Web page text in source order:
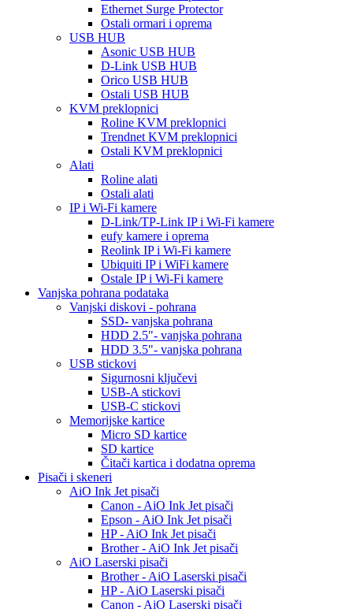
Ethernet Surge Protector
Ostali ormari i oprema
USB HUB
Asonic USB HUB
D-Link USB HUB
Orico USB HUB
Ostali USB HUB
KVM preklopnici
Roline KVM preklopnici
Trendnet KVM preklopnici
Ostali KVM preklopnici
Alati
Roline alati
Ostali alati
IP i Wi-Fi kamere
D-Link/TP-Link IP i Wi-Fi kamere
eufy kamere i oprema
Reolink IP i Wi-Fi kamere
Ubiquiti IP i WiFi kamere
Ostale IP i Wi-Fi kamere
Vanjska pohrana podataka
Vanjski diskovi - pohrana
SSD- vanjska pohrana
HDD 2.5"- vanjska pohrana
HDD 3.5"- vanjska pohrana
USB stickovi
Sigurnosni ključevi
USB-A stickovi
USB-C stickovi
Memorijske kartice
Micro SD kartice
SD kartice
Čitači kartica i dodatna oprema
Pisači i skeneri
AiO Ink Jet pisači
Canon - AiO Ink Jet pisači
Epson - AiO Ink Jet pisači
HP - AiO Ink Jet pisači
Brother - AiO Ink Jet pisači
AiO Laserski pisači
Brother - AiO Laserski pisači
HP - AiO Laserski pisači
Canon - AiO Laserski pisači